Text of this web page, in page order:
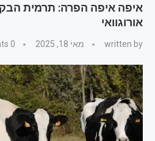
איפה איפה הפרה: תרמית
אורוגוואי
written by מאי 18, 2025 0 comments